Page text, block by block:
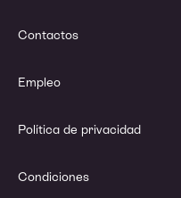
Contactos
Empleo
Política de privacidad
Condiciones